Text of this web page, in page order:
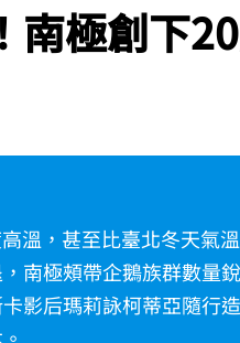
南極創下
溫，甚至比臺北冬天氣
南極頰帶企鵝族群數量
影后瑪莉詠柯蒂亞隨行